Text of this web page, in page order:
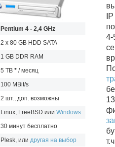
Pentium 4 - 2,4 GHz
2 x 80 GB HDD SATA
1 GB DDR RAM
5 TB * / месяц
100 MBit/s
2 шт., доп. возможны
Linux, FreeBSD или Windows
30 минут бесплатно
Plesk, или другая на выбор
4-